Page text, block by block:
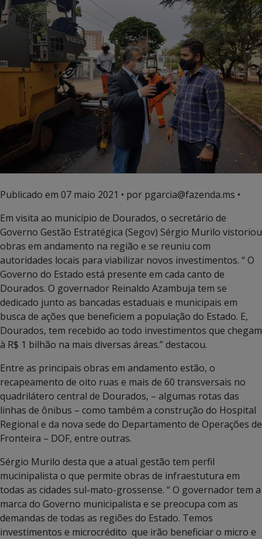
Publicado em 07 maio 2021 • por pgarcia@fazenda.ms •
Em visita ao município de Dourados, o secretário de
Governo Gestão Estratégica (Segov) Sérgio Murilo vistoriou
obras em andamento na região e se reuniu com
autoridades locais para viabilizar novos investimentos. “ O
Governo do Estado está presente em cada canto de
Dourados. O governador Reinaldo Azambuja tem se
dedicado junto as bancadas estaduais e municipais em
busca de ações que beneficiem a população do Estado. E,
Dourados, tem recebido ao todo investimentos que chegam
à R$ 1 bilhão na mais diversas áreas.” destacou.
Entre as principais obras em andamento estão, o
recapeamento de oito ruas e mais de 60 transversais no
quadrilátero central de Dourados, – algumas rotas das
linhas de ônibus – como também a construção do Hospital
Regional e da nova sede do Departamento de Operações de
Fronteira – DOF, entre outras.
Sérgio Murilo desta que a atual gestão tem perfil
mucinipalista o que permite obras de infraestutura em
todas as cidades sul-mato-grossense. “ O governador tem a
marca do Governo municipalista e se preocupa com as
demandas de todas as regiões do Estado. Temos
investimentos e microcrédito que irão beneficiar o micro e